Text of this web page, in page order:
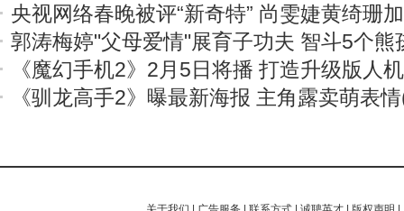
央视网络春晚被评“新奇特” 尚雯婕黄绮珊
郭涛梅婷"父母爱情"展育子功夫 智斗5个熊
《魔幻手机2》2月5日将播 打造升级版人
《驯龙高手2》曝最新海报 主角露卖萌表